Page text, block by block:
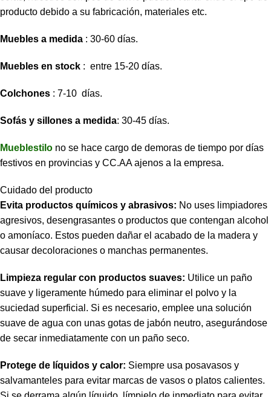
producto debido a su fabricación, materiales etc.
Muebles a medida : 30-60 días.
Muebles en stock : entre 15-20 días.
Colchones : 7-10 días.
Sofás y sillones a medida: 30-45 días.
Mueblestilo no se hace cargo de demoras de tiempo por días
festivos en provincias y CC.AA ajenos a la empresa.
Cuidado del producto
Evita productos químicos y abrasivos: No uses limpiadores
agresivos, desengrasantes o productos que contengan alcohol
o amoníaco. Estos pueden dañar el acabado de la madera y
causar decoloraciones o manchas permanentes.
Limpieza regular con productos suaves: Utilice un paño
suave y ligeramente húmedo para eliminar el polvo y la
suciedad superficial. Si es necesario, emplee una solución
suave de agua con unas gotas de jabón neutro, asegurándose
de secar inmediatamente con un paño seco.
Protege de líquidos y calor: Siempre usa posavasos y
salvamanteles para evitar marcas de vasos o platos calientes.